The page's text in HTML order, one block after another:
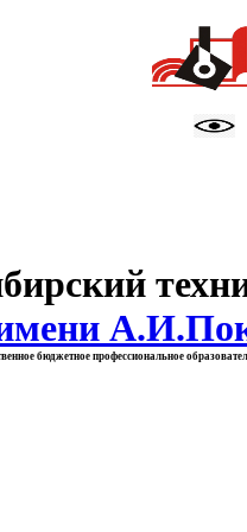
бюджетное профессиональное